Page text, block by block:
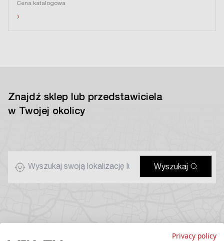
Cena katalogowa
›
Znajdź sklep lub przedstawiciela
w Twojej okolicy
Wyszukaj
Privacy policy